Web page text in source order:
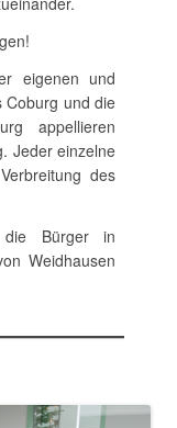
eigenen und
Coburg und die
appellieren
Jeder einzelne
des
die Bürger in
Weidhausen